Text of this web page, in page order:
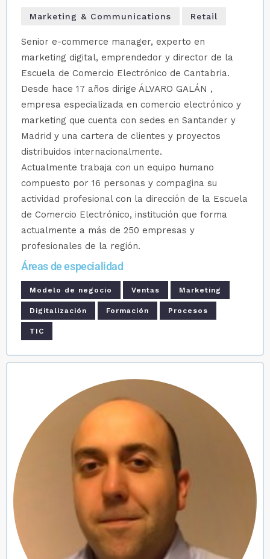
Marketing & Communications Retail
Senior e-commerce manager, experto en
marketing digital, emprendedor y director de la
Escuela de Comercio Electrónico de Cantabria.
Desde hace 17 años dirige ÁLVARO GALÁN ,
empresa especializada en comercio electrónico y
marketing que cuenta con sedes en Santander y
Madrid y una cartera de clientes y proyectos
distribuidos internacionalmente.
Actualmente trabaja con un equipo humano
compuesto por 16 personas y compagina su
actividad profesional con la dirección de la Escuela
de Comercio Electrónico, institución que forma
actualmente a más de 250 empresas y
profesionales de la región.
Áreas de especialidad
Modelo de negocio Ventas Marketing
Digitalización Formación Procesos
TIC